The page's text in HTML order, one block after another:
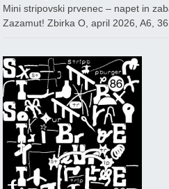
Mini stripovski prvenec – napet in
Zazamut! Zbirka O, april 2026, A6,